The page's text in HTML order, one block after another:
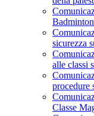
sicurezza
alle classi
procedure
Classe